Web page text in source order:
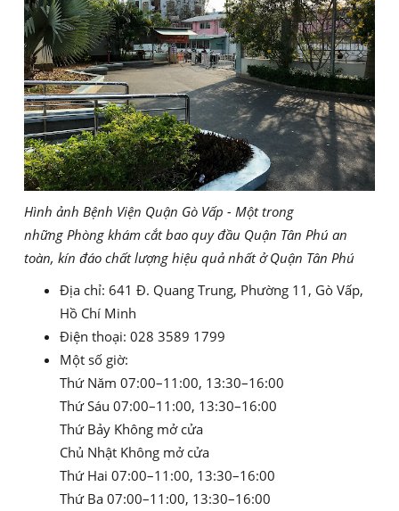
Hình ảnh Bệnh Viện Quận Gò Vấp - Một trong
những Phòng khám cắt bao quy đầu Quận Tân Phú an
toàn, kín đáo chất lượng hiệu quả nhất ở Quận Tân Phú
Địa chỉ: 641 Đ. Quang Trung, Phường 11, Gò Vấp,
Hồ Chí Minh
Điện thoại: 028 3589 1799
Một số giờ:
Thứ Năm 07:00–11:00, 13:30–16:00
Thứ Sáu 07:00–11:00, 13:30–16:00
Thứ Bảy Không mở cửa
Chủ Nhật Không mở cửa
Thứ Hai 07:00–11:00, 13:30–16:00
Thứ Ba 07:00–11:00, 13:30–16:00